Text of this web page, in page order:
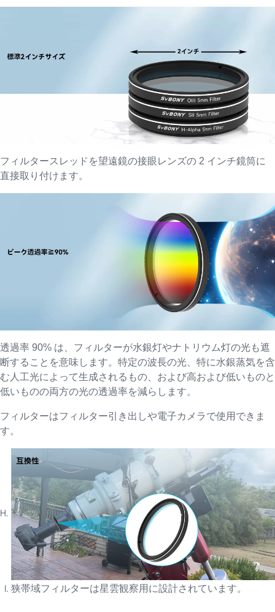
フィルタースレッドを望遠鏡の接眼レンズの 2 インチ鏡筒に
直接取り付けます。
透過率 90% は、フィルターが水銀灯やナトリウム灯の光も遮
断することを意味します。 特定の波長の光、特に水銀蒸気を含
む人工光によって生成されるもの、および高および低いものと
低いものの両方の光の透過率を減らします。
フィルターはフィルター引き出しや電子カメラで使用できま
す。
狭帯域フィルターは星雲観察用に設計されています。